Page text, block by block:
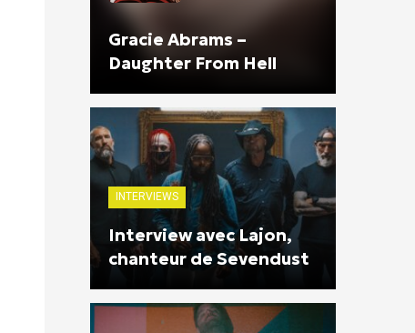
Gracie Abrams –
Daughter From Hell
INTERVIEWS
Interview avec Lajon,
chanteur de Sevendust